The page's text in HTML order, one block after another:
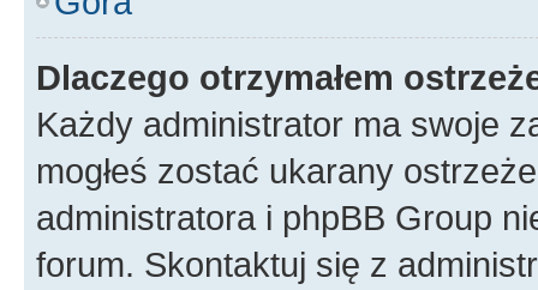
Dlaczego otrzymałem
Każdy administrator ma swoje
mogłeś zostać ukarany
administratora i phpBB Group
forum. Skontaktuj się z